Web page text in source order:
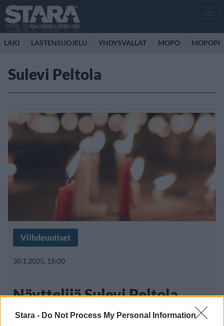
Stara - Do Not Process My Personal Information
LAKI LASTENSUOJELU YHDYSVALLAT MOPO
Sulevi Peltola
Viihdeuutiset
30.1.2025, 15:00
Näyttelijä Sulevi Peltola
menehtyi 78-vuotiaana